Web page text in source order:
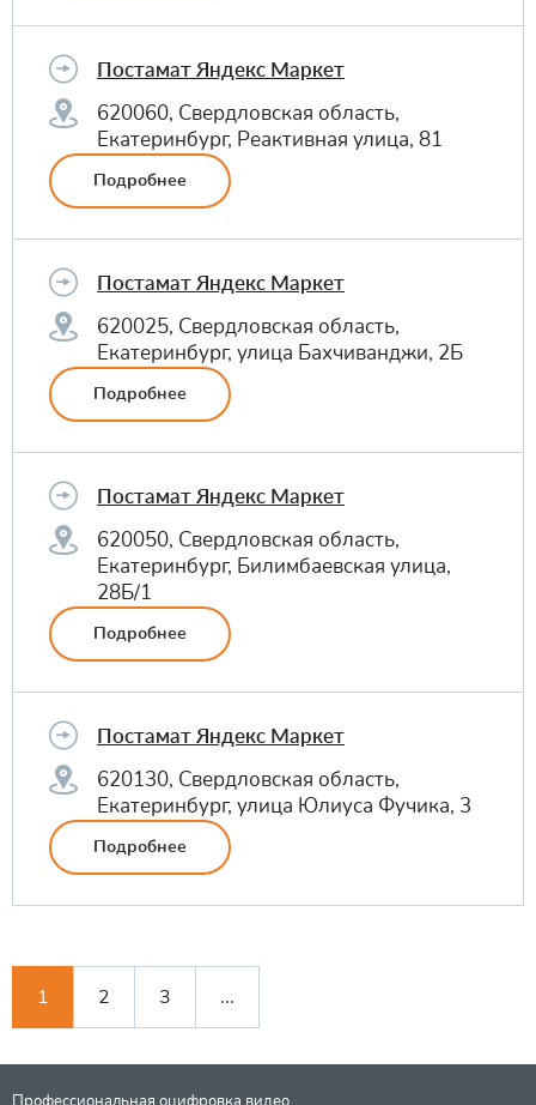
Постамат Яндекс Маркет
620060, Свердловская область,
Екатеринбург, Реактивная улица, 81
Подробнее
Постамат Яндекс Маркет
620025, Свердловская область,
Екатеринбург, улица Бахчиванджи, 2Б
Подробнее
Постамат Яндекс Маркет
620050, Свердловская область,
Екатеринбург, Билимбаевская улица,
28Б/1
Подробнее
Постамат Яндекс Маркет
620130, Свердловская область,
Екатеринбург, улица Юлиуса Фучика, 3
Подробнее
1 2 3 ...